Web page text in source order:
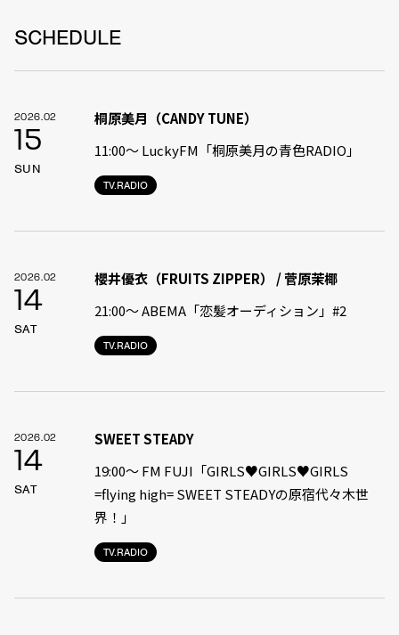
SCHEDULE
2026.02
15
SUN
TV.RADIO
桐原美月（CANDY TUNE）
11:00〜 LuckyFM「桐原美月の青色RADIO」
2026.02
14
SAT
TV.RADIO
櫻井優衣（FRUITS ZIPPER） / 菅原茉椰
21:00〜 ABEMA「恋髪オーディション」#2
2026.02
14
SAT
TV.RADIO
SWEET STEADY
19:00〜 FM FUJI「GIRLS♥GIRLS♥GIRLS
=flying high= SWEET STEADYの原宿代々木世
界！」